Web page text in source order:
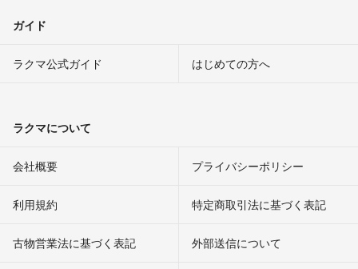
ガイド
ラクマ公式ガイド はじめての方へ
ラクマについて
会社概要 プライバシーポリシー
利用規約 特定商取引法に基づく表記
古物営業法に基づく表記 外部送信について